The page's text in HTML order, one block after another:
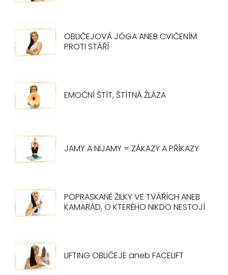
OBLIČEJOVÁ JÓGA ANEB CVIČENÍM
PROTI STÁŘÍ
EMOČNÍ ŠTÍT, ŠTÍTNÁ ŽLÁZA
JAMY A NIJAMY = ZÁKAZY A PŘÍKAZY
POPRASKANÉ ŽILKY VE TVÁŘÍCH ANEB
KAMARÁD, O KTERÉHO NIKDO NESTOJÍ
LIFTING OBLIČEJE aneb FACELIFT